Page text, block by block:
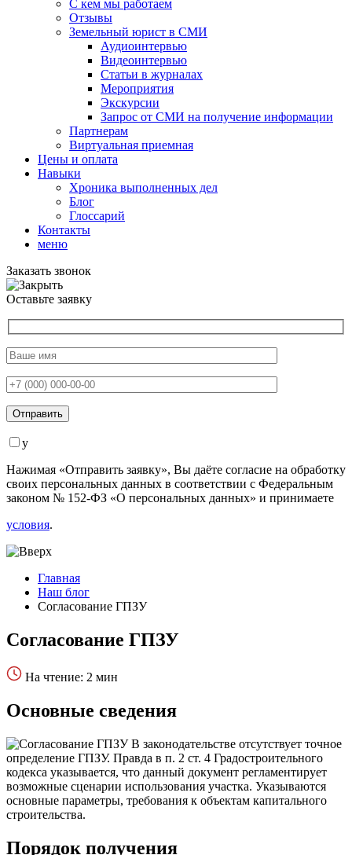
С кем мы работаем
Отзывы
Земельный юрист в СМИ
Аудиоинтервью
Видеоинтервью
Статьи в журналах
Мероприятия
Экскурсии
Запрос от СМИ на получение информации
Партнерам
Виртуальная приемная
Цены и оплата
Навыки
Хроника выполненных дел
Блог
Глоссарий
Контакты
меню
Заказать звонок
Оставьте заявку
y
Нажимая «Отправить заявку», Вы даёте согласие на обработку
своих персональных данных в соответствии с Федеральным
законом № 152-ФЗ «О персональных данных» и принимаете
условия.
Главная
Наш блог
Согласование ГПЗУ
Согласование ГПЗУ
На чтение: 2 мин
Основные сведения
В законодательстве отсутствует точное
определение ГПЗУ. Правда в п. 2 ст. 4 Градостроительного
кодекса указывается, что данный документ регламентирует
возможные сценарии использования участка. Указываются
основные параметры, требования к объектам капитального
строительства.
Порядок получения